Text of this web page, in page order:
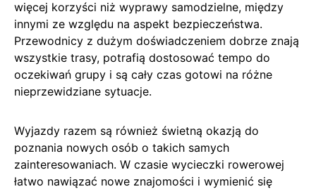
więcej korzyści niż wyprawy samodzielne, między
innymi ze względu na aspekt bezpieczeństwa.
Przewodnicy z dużym doświadczeniem dobrze znają
wszystkie trasy, potrafią dostosować tempo do
oczekiwań grupy i są cały czas gotowi na różne
nieprzewidziane sytuacje.
Wyjazdy razem są również świetną okazją do
poznania nowych osób o takich samych
zainteresowaniach. W czasie wycieczki rowerowej
łatwo nawiązać nowe znajomości i wymienić się